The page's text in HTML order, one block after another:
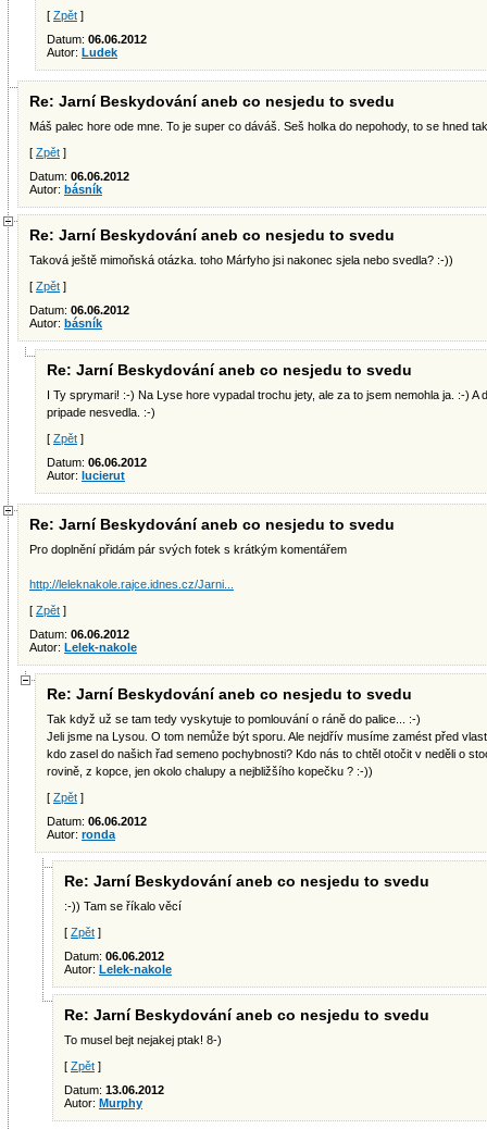
[ Zpět ]
Datum: 06.06.2012
Autor: Ludek
Re: Jarní Beskydování aneb co nesjedu to svedu
Máš palec hore ode mne. To je super co dáváš. Seš holka do nepohody, to se hned
[ Zpět ]
Datum: 06.06.2012
Autor: básník
Re: Jarní Beskydování aneb co nesjedu to svedu
Taková ještě mimoňská otázka. toho Márfyho jsi nakonec sjela nebo svedla? :-))
[ Zpět ]
Datum: 06.06.2012
Autor: básník
Re: Jarní Beskydování aneb co nesjedu to svedu
I Ty sprymari! :-) Na Lyse hore vypadal trochu jety, ale za to jsem nemohla ja. :-) A
pripade nesvedla. :-)
[ Zpět ]
Datum: 06.06.2012
Autor: lucierut
Re: Jarní Beskydování aneb co nesjedu to svedu
Pro doplnění přidám pár svých fotek s krátkým komentářem
http://leleknakole.rajce.idnes.cz/Jarni...
[ Zpět ]
Datum: 06.06.2012
Autor: Lelek-nakole
Re: Jarní Beskydování aneb co nesjedu to svedu
Tak když už se tam tedy vyskytuje to pomlouvání o ráně do palice... :-)
Jeli jsme na Lysou. O tom nemůže být sporu. Ale nejdřív musíme zamést před
kdo zasel do našich řad semeno pochybnosti? Kdo nás to chtěl otočit v neděli o
rovině, z kopce, jen okolo chalupy a nejbližšího kopečku ? :-))
[ Zpět ]
Datum: 06.06.2012
Autor: ronda
Re: Jarní Beskydování aneb co nesjedu to svedu
:-)) Tam se říkalo věcí
[ Zpět ]
Datum: 06.06.2012
Autor: Lelek-nakole
Re: Jarní Beskydování aneb co nesjedu to svedu
To musel bejt nejakej ptak! 8-)
[ Zpět ]
Datum: 13.06.2012
Autor: Murphy